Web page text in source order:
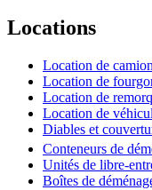
Locations
Location de
Location de
Location de
Location de
Diables et
Conteneurs de
Unités de libre-
Boîtes de